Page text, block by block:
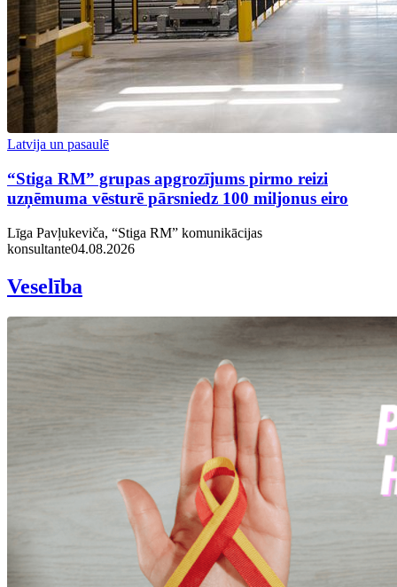
Latvija un pasaulē
“Stiga RM” grupas apgrozījums pirmo reizi
uzņēmuma vēsturē pārsniedz 100 miljonus eiro
Līga Pavļukeviča, “Stiga RM” komunikācijas
konsultante04.08.2026
Veselība